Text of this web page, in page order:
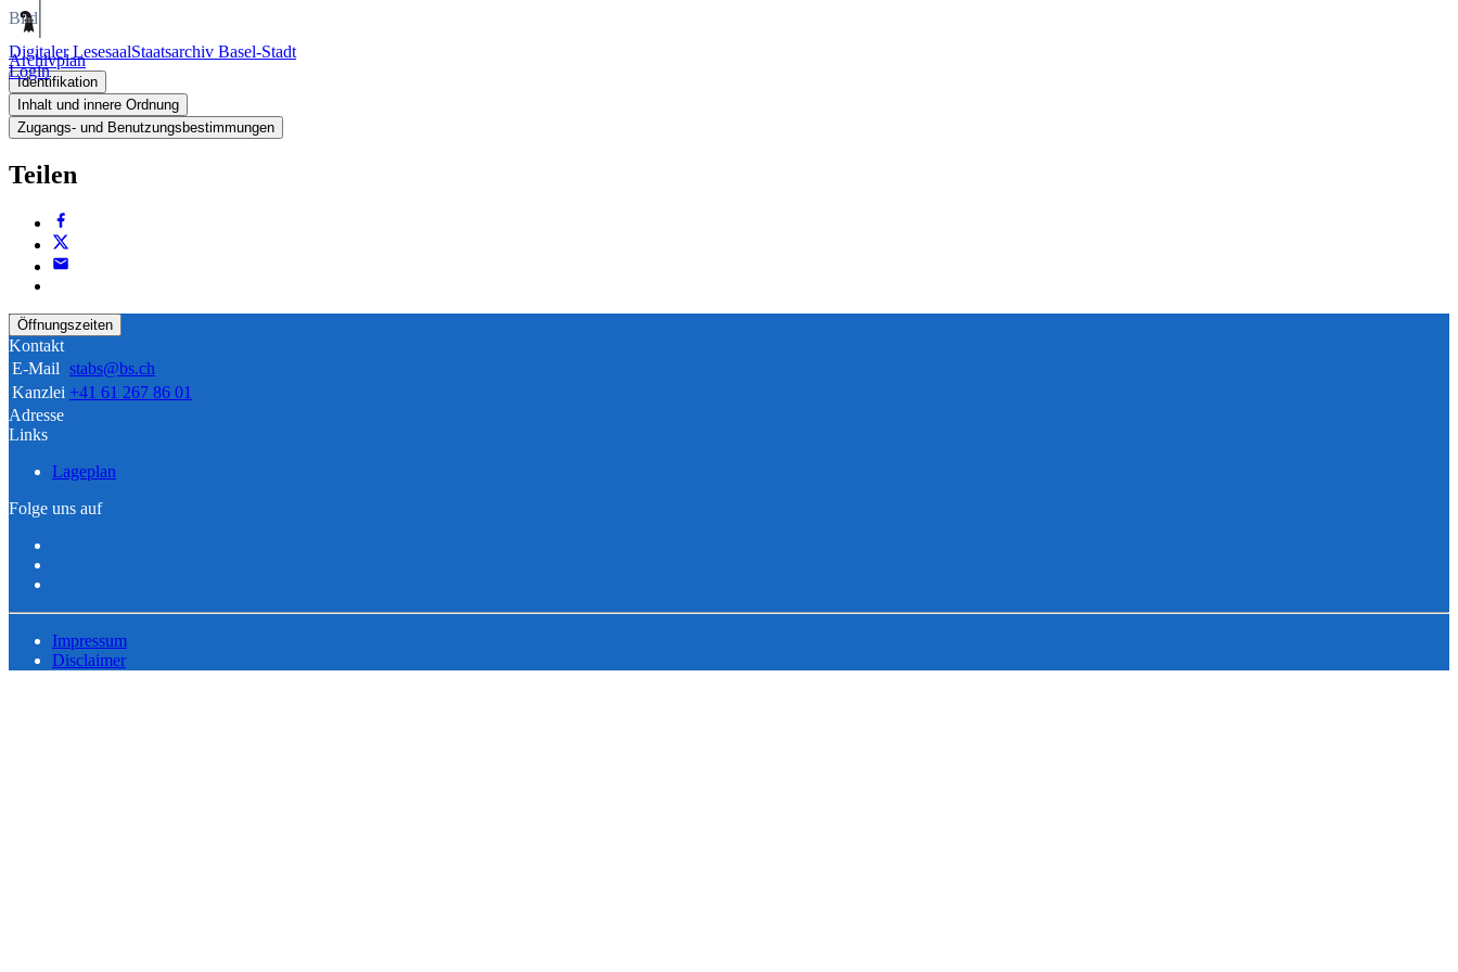
Digitaler LesesaalStaatsarchiv Basel-Stadt
Login
Bild
Archivplan
Identifikation
Inhalt und innere Ordnung
Zugangs- und Benutzungsbestimmungen
Teilen
Öffnungszeiten
Kontakt
E-Mail stabs@bs.ch
Kanzlei +41 61 267 86 01
Adresse
Links
Lageplan
Folge uns auf
Impressum
Disclaimer